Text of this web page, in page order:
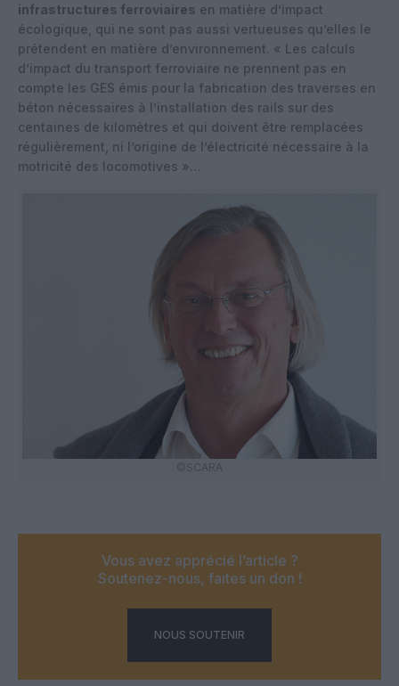
infrastructures ferroviaires en matière d’impact
écologique, qui ne sont pas aussi vertueuses qu’elles le
prétendent en matière d’environnement. « Les calculs
d’impact du transport ferroviaire ne prennent pas en
compte les GES émis pour la fabrication des traverses en
béton nécessaires à l’installation des rails sur des
centaines de kilomètres et qui doivent être remplacées
régulièrement, ni l’origine de l’électricité nécessaire à la
motricité des locomotives »…
©SCARA
Vous avez apprécié l’article ?
Soutenez-nous, faites un don !
NOUS SOUTENIR